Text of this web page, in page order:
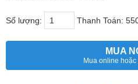
Số lượng: Thanh Toán:
MUA
Mua online